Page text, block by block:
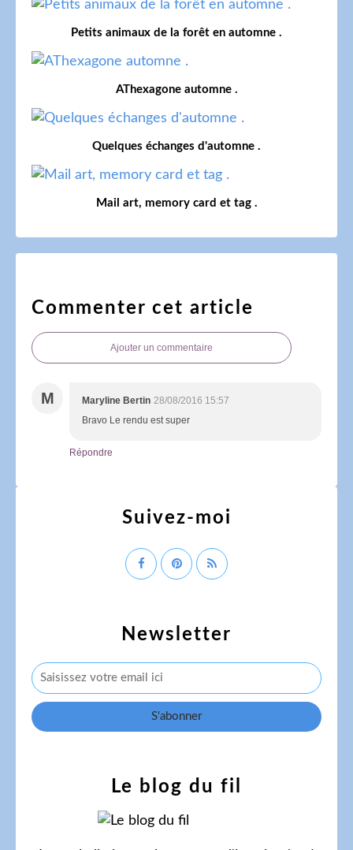
Petits animaux de la forêt en automne .
AThexagone automne .
Quelques échanges d'automne .
Mail art, memory card et tag .
Commenter cet article
Ajouter un commentaire
M Maryline Bertin 28/08/2016 15:57
Bravo Le rendu est super
Répondre
Newsletter
Le blog du fil
Suivez-moi